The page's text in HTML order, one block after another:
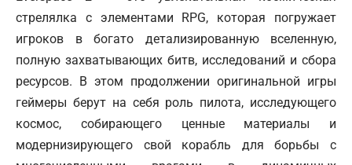
стрелялка с элементами RPG, которая погружает
игроков в богато детализированную вселенную,
полную захватывающих битв, исследований и сбора
ресурсов. В этом продолжении оригинальной игры
геймеры берут на себя роль пилота, исследующего
космос, собирающего ценные материалы и
модернизирующего свой корабль для борьбы с